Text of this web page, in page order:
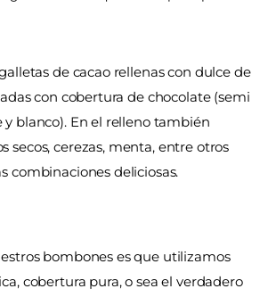
de cacao rellenas con dulce de
con cobertura de chocolate (semi
y blanco). En el relleno también
secos, cerezas, menta, entre otros
combinaciones deliciosas.
bombones es que utilizamos
cobertura pura, o sea el verdadero